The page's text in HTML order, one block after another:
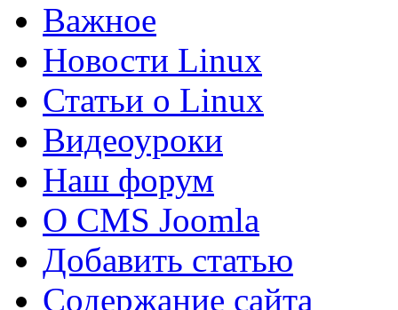
Важное
Новости Linux
Статьи о Linux
Видеоуроки
Наш форум
О CMS Joomla
Добавить статью
Содержание сайта